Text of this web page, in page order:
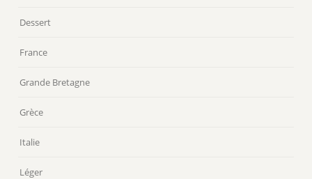
Dessert
France
Grande Bretagne
Grèce
Italie
Léger